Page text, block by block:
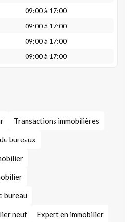
09:00 à 17:00
09:00 à 17:00
09:00 à 17:00
09:00 à 17:00
Transactions immobilières
bureaux
bureau
neuf Expert en immobilier